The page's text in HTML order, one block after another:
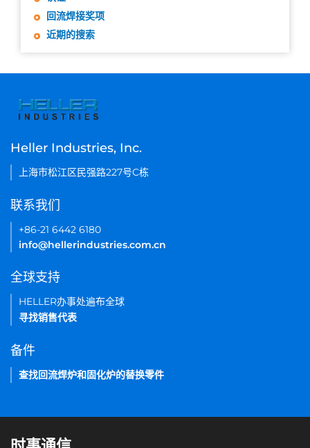
回流焊接奖项
近期的搜索
Heller Industries, Inc.
上海市松江区民强路227号C栋
联系我们
+86-21 6442 6180
info@hellerindustries.com.cn
全球支持
HELLER办事处遍布全球
寻找销售代表
备件
查找回流焊炉和固化炉的替换零件